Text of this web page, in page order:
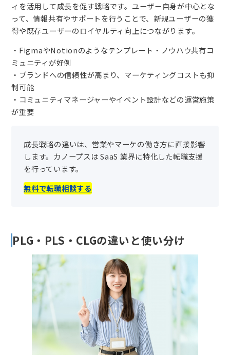
ィを活用して成長を促す戦略です。ユーザー自身が中心とな
って、情報共有やサポートを行うことで、新規ユーザーの獲
得や既存ユーザーのロイヤルティ向上につながります。
・FigmaやNotionのようなテンプレート・ノウハウ共有コ
ミュニティが好例
・ブランドへの信頼性が高まり、マーケティングコストも抑
制可能
・コミュニティマネージャーやイベント設計などの運営施策
が重要
成長戦略の違いは、営業やマーケの働き方に直接影響
します。カノープスは SaaS 業界に特化した転職支援
を行っています。
無料で転職相談する
PLG・PLS・CLGの違いと使い分け